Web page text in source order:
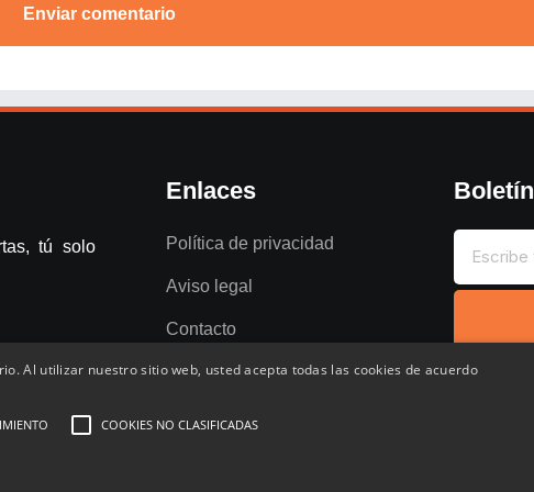
Enviar comentario
tú solo
Enlaces
Política de privacidad
Aviso legal
Contacto
Boletín
Al utilizar nuestro sitio web, usted acepta todas las cookies de acuerdo
COOKIES NO CLASIFICADAS